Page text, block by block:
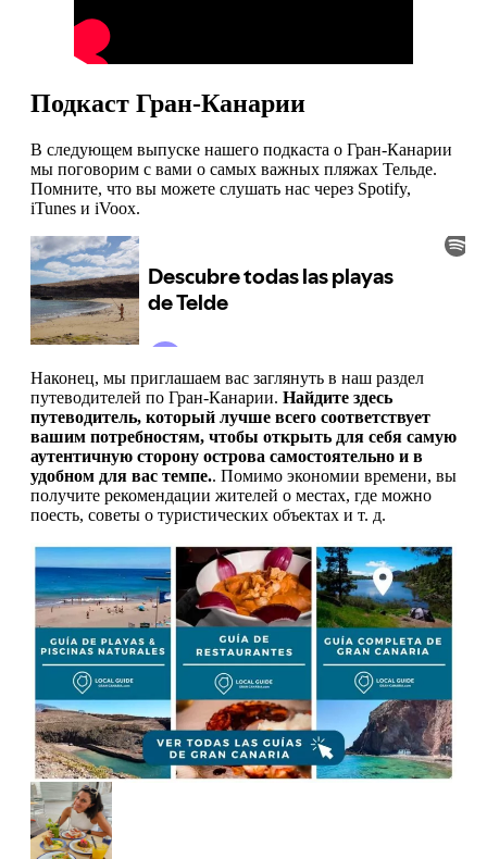
Подкаст Гран-Канарии
В следующем выпуске нашего подкаста о Гран-Канарии
мы поговорим с вами о самых важных пляжах Тельде.
Помните, что вы можете слушать нас через Spotify,
iTunes и iVoox.
Наконец, мы приглашаем вас заглянуть в наш раздел
путеводителей по Гран-Канарии. Найдите здесь
путеводитель, который лучше всего соответствует
вашим потребностям, чтобы открыть для себя самую
аутентичную сторону острова самостоятельно и в
удобном для вас темпе.. Помимо экономии времени, вы
получите рекомендации жителей о местах, где можно
поесть, советы о туристических объектах и ​​т. д.